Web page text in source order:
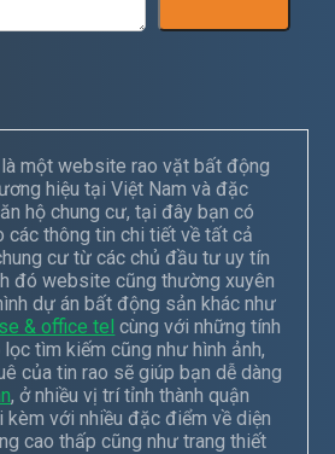
là một website rao vặt bất động
hiệu tại Việt Nam và đặc
hộ chung cư, tại đây bạn có
các thông tin chi tiết về tất cả
cư từ các chủ đầu tư uy tín
đó website cũng thường xuyên
dự án bất động sản khác như
& office tel cùng với những tính
tìm kiếm cũng như hình ảnh,
của tin rao sẽ giúp bạn dễ dàng
, ở nhiều vị trí tỉnh thành quận
kèm với nhiều đặc điểm về diện
cao thấp cũng như trang thiết